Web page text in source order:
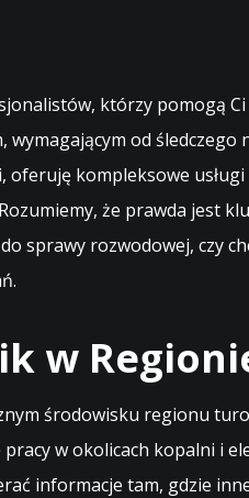
którzy pomogą
od śledczego
kompleksowe
że prawda jest
sprawy rozwodowej, czy
w
środowisku regionu
w okolicach kopalni i
informacje tam, gdzie